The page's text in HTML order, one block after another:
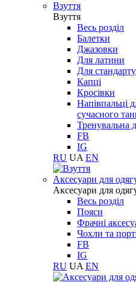
Взуття
Взуття
Весь розділ
Балетки
Джазовки
Для латини
Для стандарту
Капці
Кросівки
Напівпальці
сучасного
Тренувальна
FB
IG
RU UA EN
Aксесуари для
Aксесуари для
Весь розділ
Пояси
Фрачні
Чохли та
FB
IG
RU UA EN